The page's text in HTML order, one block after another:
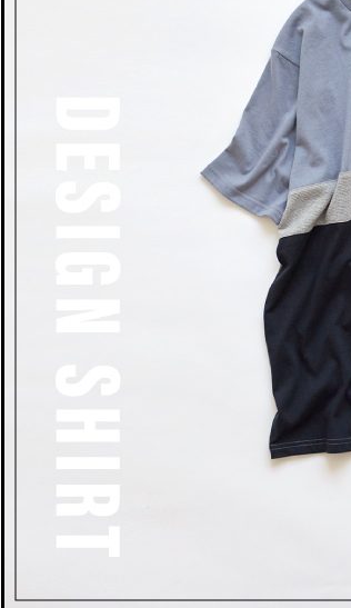
￥2,190（税込￥2,409）